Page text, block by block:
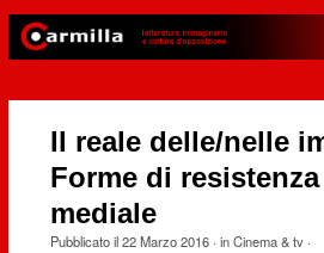
Il reale delle/nelle
Forme di
mediale
Pubblicato il22 Marzo 2016· inCinema & tv·